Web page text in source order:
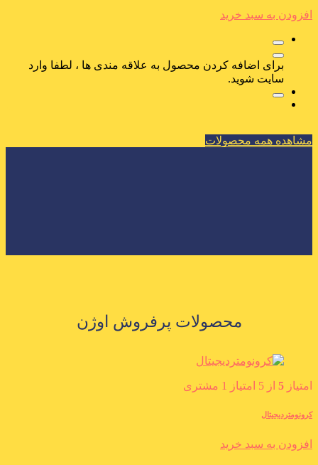
افزودن به سبد خرید
برای اضافه کردن محصول به علاقه مندی ها ، لطفا وارد
سایت شوید.
مشاهده همه محصولات
محصولات پرفروش اوژن
امتیاز 5 از 5 امتیاز 1 مشتری
کرونومتردیجیتال
افزودن به سبد خرید